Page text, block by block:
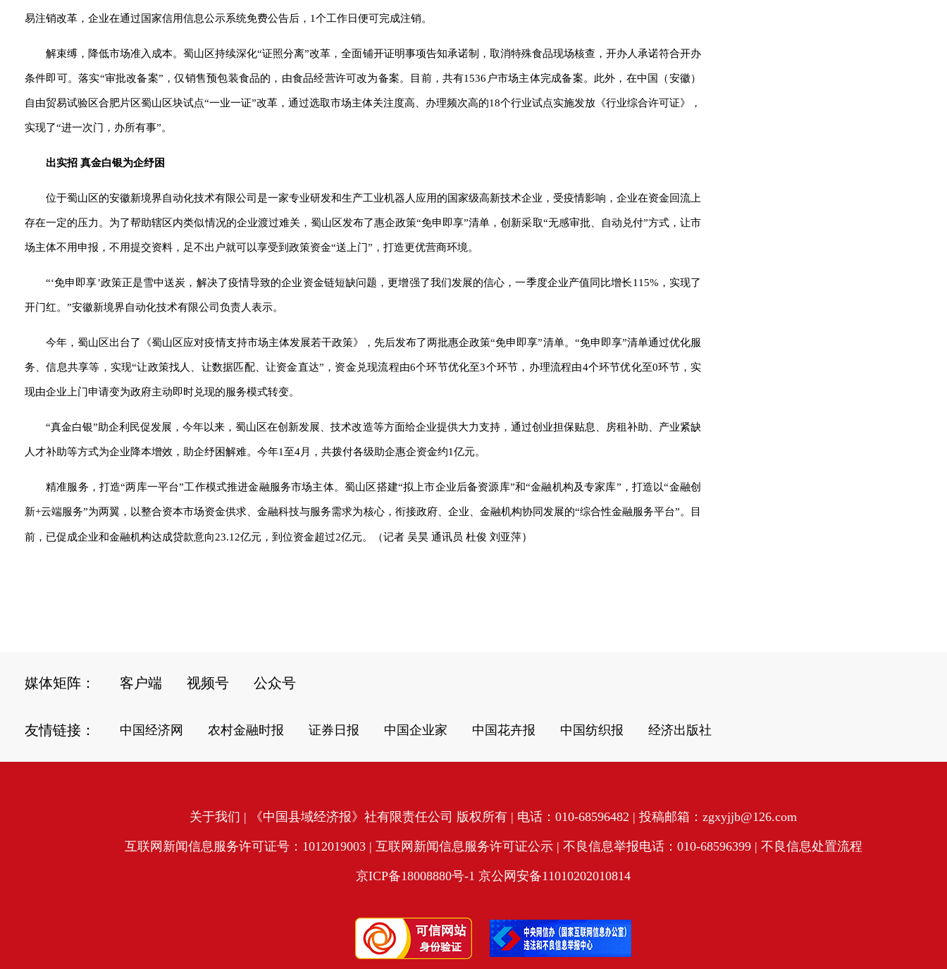
易注销改革，企业在通过国家信用信息公示系统免费公告后，1个工作日便可完成注销。
解束缚，降低市场准入成本。蜀山区持续深化“证照分离”改革，全面铺开证明事项告知承诺制，取消特殊食品现场核查，开办人承诺符合开办
条件即可。落实“审批改备案”，仅销售预包装食品的，由食品经营许可改为备案。目前，共有1536户市场主体完成备案。此外，在中国（安徽）
自由贸易试验区合肥片区蜀山区块试点“一业一证”改革，通过选取市场主体关注度高、办理频次高的18个行业试点实施发放《行业综合许可证》，
实现了“进一次门，办所有事”。
出实招 真金白银为企纾困
位于蜀山区的安徽新境界自动化技术有限公司是一家专业研发和生产工业机器人应用的国家级高新技术企业，受疫情影响，企业在资金回流上
存在一定的压力。为了帮助辖区内类似情况的企业渡过难关，蜀山区发布了惠企政策“免申即享”清单，创新采取“无感审批、自动兑付”方式，让市
场主体不用申报，不用提交资料，足不出户就可以享受到政策资金“送上门”，打造更优营商环境。
“‘免申即享’政策正是雪中送炭，解决了疫情导致的企业资金链短缺问题，更增强了我们发展的信心，一季度企业产值同比增长115%，实现了
开门红。”安徽新境界自动化技术有限公司负责人表示。
今年，蜀山区出台了《蜀山区应对疫情支持市场主体发展若干政策》，先后发布了两批惠企政策“免申即享”清单。“免申即享”清单通过优化服
务、信息共享等，实现“让政策找人、让数据匹配、让资金直达”，资金兑现流程由6个环节优化至3个环节，办理流程由4个环节优化至0环节，实
现由企业上门申请变为政府主动即时兑现的服务模式转变。
“真金白银”助企利民促发展，今年以来，蜀山区在创新发展、技术改造等方面给企业提供大力支持，通过创业担保贴息、房租补助、产业紧缺
人才补助等方式为企业降本增效，助企纾困解难。今年1至4月，共拨付各级助企惠企资金约1亿元。
精准服务，打造“两库一平台”工作模式推进金融服务市场主体。蜀山区搭建“拟上市企业后备资源库”和“金融机构及专家库”，打造以“金融创
新+云端服务”为两翼，以整合资本市场资金供求、金融科技与服务需求为核心，衔接政府、企业、金融机构协同发展的“综合性金融服务平台”。目
前，已促成企业和金融机构达成贷款意向23.12亿元，到位资金超过2亿元。（记者 吴昊 通讯员 杜俊 刘亚萍）
媒体矩阵： 客户端 视频号 公众号
友情链接： 中国经济网 农村金融时报 证券日报 中国企业家 中国花卉报 中国纺织报 经济出版社
关于我们 | 《中国县域经济报》社有限责任公司 版权所有 | 电话：010-68596482 | 投稿邮箱：zgxyjjb@126.com
互联网新闻信息服务许可证号：1012019003 | 互联网新闻信息服务许可证公示| 不良信息举报电话：010-68596399 | 不良信息处置流程
京ICP备18008880号-1 京公网安备11010202010814